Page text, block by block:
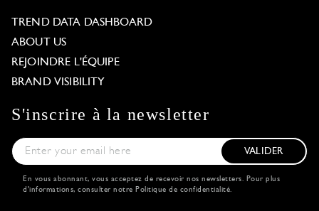
TREND DATA DASHBOARD
ABOUT US
REJOINDRE L'ÉQUIPE
BRAND VISIBILITY
S'inscrire à la newsletter
VALIDER
En vous abonnant, vous acceptez de recevoir nos newsletters. Pour plus
d'informations, consulter notre Politique de confidentialité.